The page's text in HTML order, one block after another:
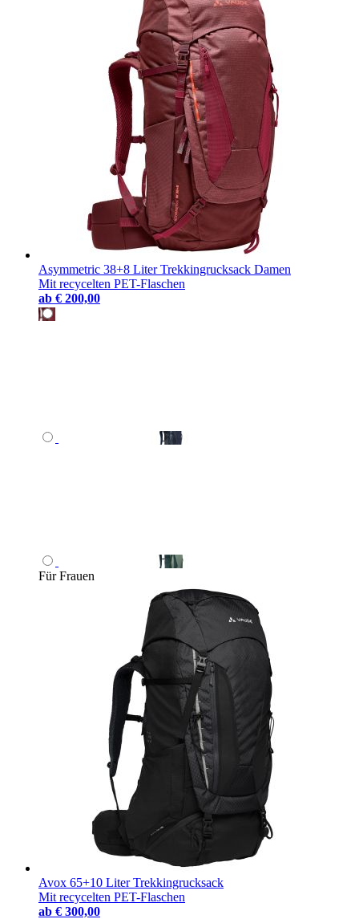
Asymmetric 38+8 Liter Trekkingrucksack Damen
Mit recycelten PET-Flaschen
ab € 200,00
Für Frauen
Avox 65+10 Liter Trekkingrucksack
Mit recycelten PET-Flaschen
ab € 300,00